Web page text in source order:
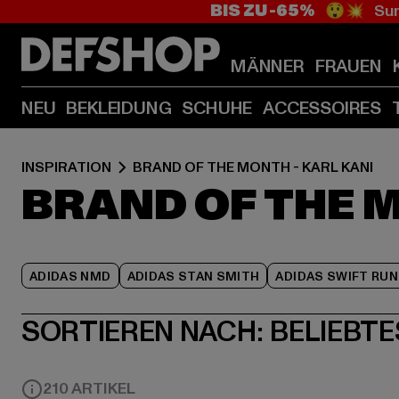
BIS ZU -65% 😲💥
MÄNNER FRAUEN
NEU BEKLEIDUNG SCHUHE ACCESSOIRES
INSPIRATION BRAND OF THE MONTH - KARL KANI
BRAND OF THE
ADIDAS NMD ADIDAS STAN SMITH ADIDAS SWIFT RUN
SORTIEREN NACH:
210 ARTIKEL